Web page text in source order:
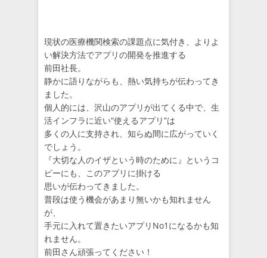
現状の医療機関検索の課題点に気付き、よりよ
い解決方法でアプリの開発を推進する
前田社長。
静かに語りながらも、熱い気持ちが伝わってき
ました。
個人的には、沢山のアプリが出てくる中で、生
活インフラに近い“使えるアプリ”は
多くの人に支持され、知らぬ間に広がっていく
でしょう。
『大切な人のイザという時のために』というコ
ピーにも、このアプリに掛ける
思いが伝わってきました。
普段は使う機会があまり無いかも知れません
が、
手元に入れて置きたいアプリNo1になるかも知
れません。
前田さん頑張ってください！